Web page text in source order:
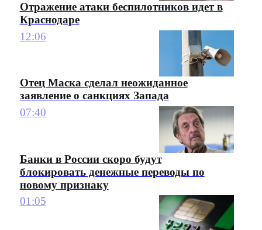
Отражение атаки беспилотников идет в
Краснодаре
12:06
Отец Маска сделал неожиданное
заявление о санкциях Запада
07:40
Банки в России скоро будут
блокировать денежные переводы по
новому признаку
01:05